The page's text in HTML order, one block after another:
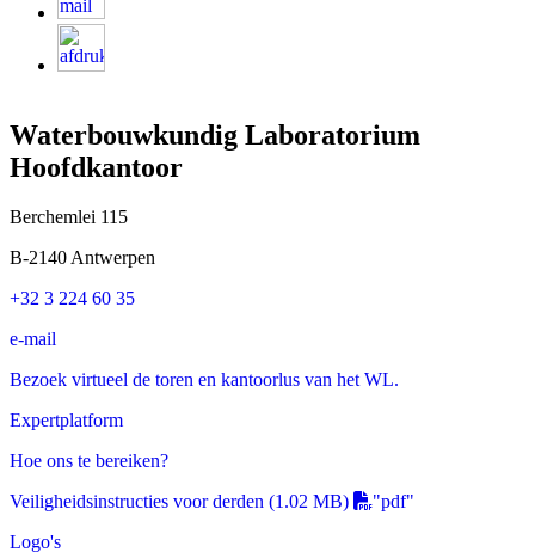
Waterbouwkundig Laboratorium
Hoofdkantoor
Berchemlei 115
B-2140 Antwerpen
+32 3 224 60 35
e-mail
Bezoek virtueel de toren en kantoorlus van het WL.
Expertplatform
Hoe ons te bereiken?
Veiligheidsinstructies voor derden (1.02 MB)
"pdf"
Logo's